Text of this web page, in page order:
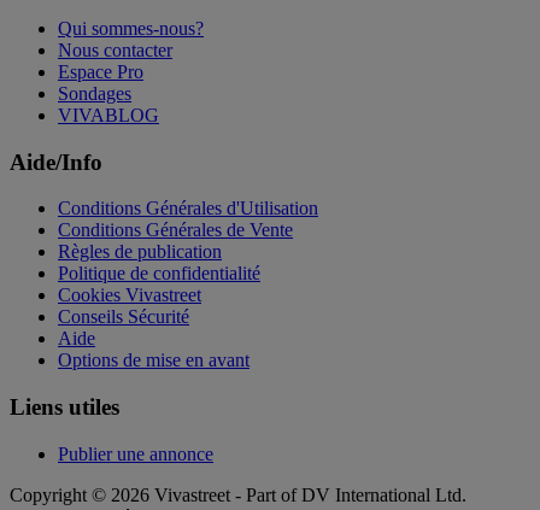
Qui sommes-nous?
Nous contacter
Espace Pro
Sondages
VIVABLOG
Aide/Info
Conditions Générales d'Utilisation
Conditions Générales de Vente
Règles de publication
Politique de confidentialité
Cookies Vivastreet
Conseils Sécurité
Aide
Options de mise en avant
Liens utiles
Publier une annonce
Copyright © 2026 Vivastreet - Part of DV International Ltd.